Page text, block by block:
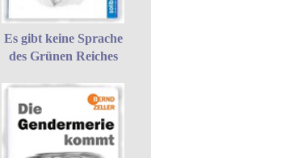
Es gibt keine Sprache
des Grünen Reiches